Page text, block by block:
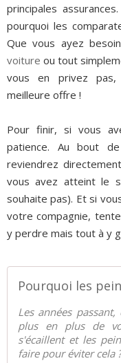
principales
pourquoi les
Que vous ayez
voiture ou tout
vous en privez pas,
meilleure offre !
Pour finir, si vous
patience. Au bout
reviendrez
vous avez atteint le
souhaite pas). Et si
votre compagnie,
y perdre mais tout à y
Les années
plus en plus de
s'écaillent et les
faire pour éviter cela